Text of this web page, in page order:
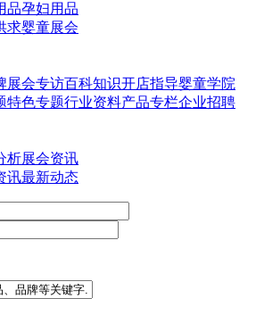
品孕妇用品
求婴童展会
展会专访百科知识开店指导婴童学院
特色专题行业资料产品专栏企业招聘
析展会资讯
讯最新动态